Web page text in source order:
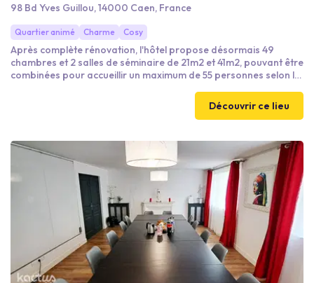
98 Bd Yves Guillou, 14000 Caen, France
Quartier animé Charme Cosy
Après complète rénovation, l'hôtel propose désormais 49
chambres et 2 salles de séminaire de 21m2 et 41m2, pouvant être
combinées pour accueillir un maximum de 55 personnes selon la
Découvrir ce lieu